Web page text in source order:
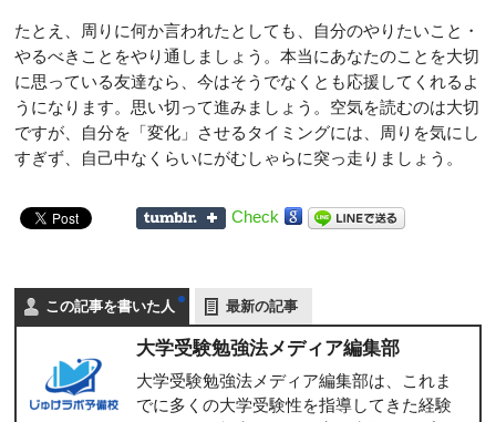
たとえ、周りに何か言われたとしても、自分のやりたいこと・
やるべきことをやり通しましょう。本当にあなたのことを大切
に思っている友達なら、今はそうでなくとも応援してくれるよ
うになります。思い切って進みましょう。空気を読むのは大切
ですが、自分を「変化」させるタイミングには、周りを気にし
すぎず、自己中なくらいにがむしゃらに突っ走りましょう。
Check
この記事を書いた人 最新の記事
大学受験勉強法メディア編集部
大学受験勉強法メディア編集部は、これま
でに多くの大学受験性を指導してきた経験